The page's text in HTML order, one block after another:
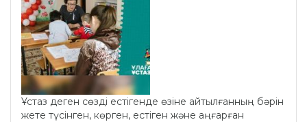
Ұстаз деген сөзді естігенде өзіне айтылғанның бәрін
жете түсінген, көрген, естіген және аңғарған